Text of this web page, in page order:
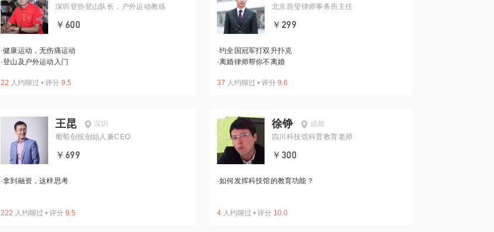
深圳登协登山队长，户外运动教练
￥600
·健康运动，无伤痛运动
·登山及户外运动入门
22 人约聊过 • 评分 9.5
北京昌玺律师事务所主任
￥299
·约全国冠军打双升扑克
·离婚律师帮你不离婚
37 人约聊过 • 评分 9.6
王昆
深圳
葡萄创投创始人兼CEO
￥699
·拿到融资，这样思考
222 人约聊过 • 评分 9.5
徐铮
成都
四川科技馆科普教育老师
￥300
·如何发挥科技馆的教育功能？
4 人约聊过 • 评分 10.0